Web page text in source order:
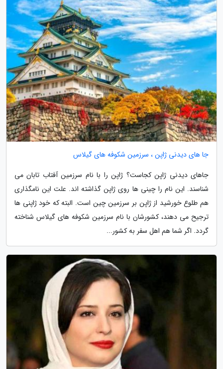
جا های دیدنی ژاپن ، سرزمین شکوفه های گیلاس
جاهای دیدنی ژاپن کجاست؟ ژاپن را با نام سرزمین آفتاب تابان می
شناسند. این نام را چینی ها روی ژاپن گذاشته اند. علت این نامگذاری
هم طلوع خورشید از ژاپن بر سرزمین چین است. البته که خود ژاپنی ها
ترجیح می دهند، کشورشان با نام سرزمین شکوفه های گیلاس شناخته
گردد. اگر شما هم اهل سفر به کشور...